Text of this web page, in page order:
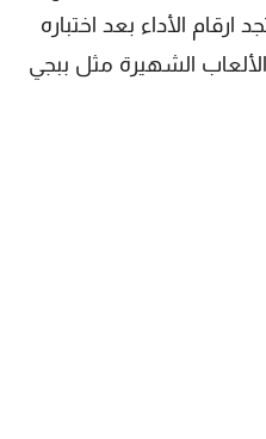
ارقام الأداء بعد اختباره
الشهيرة مثل ببجي